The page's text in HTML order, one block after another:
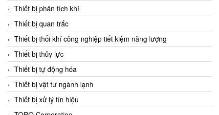
Coax Valves Inc
Codel
Cofimco
Coltraco
Comat Releco
Comax
COMETECH VietNam
Thiết bị phân tích khí
Thiết bị quan trắc
Thiết bị thổi khí công nghiệp tiết kiệm năng lượng
Thiết bị thủy lực
Thiết bị tự động hóa
Thiết bị vật tư ngành lạnh
Thiết bị xử lý tín hiệu